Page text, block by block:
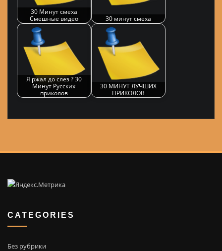
30 Минут смеха
Смешные видео
30 минут смеха
Я ржал до слез ? 30
Минут Русских
приколов
30 МИНУТ ЛУЧШИХ
ПРИКОЛОВ
CATEGORIES
Без рубрики